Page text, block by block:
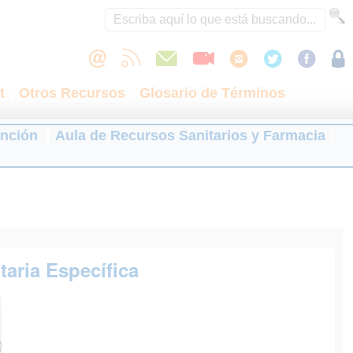
Otros Recursos Glosario de Términos
Aula de Recursos Sanitarios y Farmacia
Específica